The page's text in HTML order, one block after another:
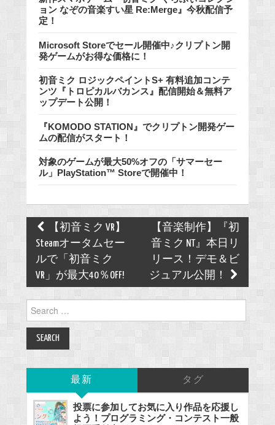
ョン なぞの音楽すい星 Re:Merge』今秋配信予
定！
Microsoft Storeでセール開催中♪クリプトン開
発ゲームがお得な価格に！
初音ミク ロジックペイントS+ 有料追加コンテ
ンツ『トロピカルバカンス』配信開始＆無料ア
ップデート公開！
『KOMODO STATION』でクリプトン開発ゲー
ムの配信がスタート！
対象のゲームが最大50%オフの「サマーセー
ル」PlayStation™ Storeで開催中！
Post
navigation
【初音ミク VR】
Steamオータムセー
ルで「初音ミク
VR」が最大40％OFF!
【音楽制作】『初
音ミク NT』本日リ
リース！デモ＆ビ
ジュアル公開！
for:
最新 タグ
投票に参加してお気に入り作品を応援し
よう！プログラミング・コンテスト一般